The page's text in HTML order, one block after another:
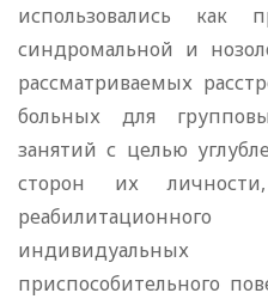
использовались как
синдромальной и
рассматриваемых
больных для
занятий с целью
сторон их
приспособительного